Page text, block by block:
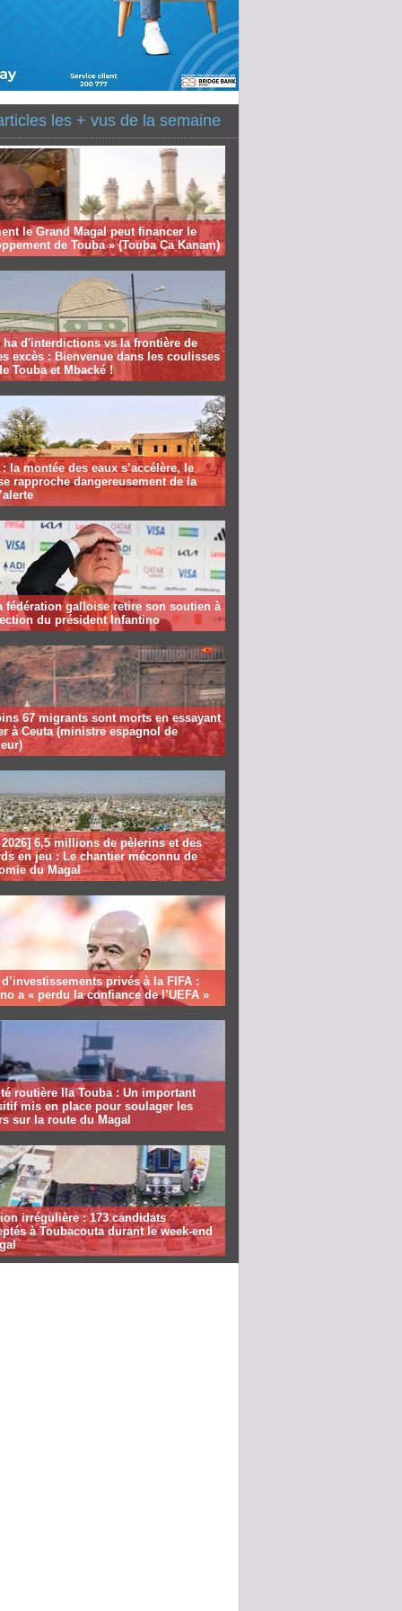
les + vus de la semaine
le Grand Magal peut financer le
de Touba » (Touba Ca Kanam)
ha d'interdictions vs la frontière de
excès : Bienvenue dans les coulisses
Touba et Mbacké !
la montée des eaux s’accélère, le
rapproche dangereusement de la
fédération galloise retire son soutien à
du président Infantino
67 migrants sont morts en essayant
à Ceuta (ministre espagnol de
6,5 millions de pèlerins et des
en jeu : Le chantier méconnu de
du Magal
privés à la FIFA :
a « perdu la confiance de l’UEFA »
routière Ila Touba : Un important
mis en place pour soulager les
sur la route du Magal
irrégulière : 173 candidats
à Toubacouta durant le week-end